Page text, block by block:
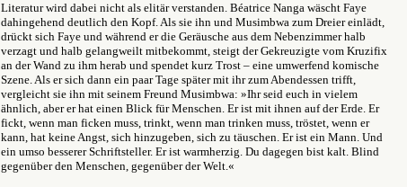
Literatur wird dabei nicht als elitär verstanden. Béatrice Nanga wäscht Faye
dahingehend deutlich den Kopf. Als sie ihn und Musimbwa zum Dreier einlädt,
drückt sich Faye und während er die Geräusche aus dem Nebenzimmer halb
verzagt und halb gelangweilt mitbekommt, steigt der Gekreuzigte vom Kruzifix
an der Wand zu ihm herab und spendet kurz Trost – eine umwerfend komische
Szene. Als er sich dann ein paar Tage später mit ihr zum Abendessen trifft,
vergleicht sie ihn mit seinem Freund Musimbwa: »Ihr seid euch in vielem
ähnlich, aber er hat einen Blick für Menschen. Er ist mit ihnen auf der Erde. Er
fickt, wenn man ficken muss, trinkt, wenn man trinken muss, tröstet, wenn er
kann, hat keine Angst, sich hinzugeben, sich zu täuschen. Er ist ein Mann. Und
ein umso besserer Schriftsteller. Er ist warmherzig. Du dagegen bist kalt. Blind
gegenüber den Menschen, gegenüber der Welt.«